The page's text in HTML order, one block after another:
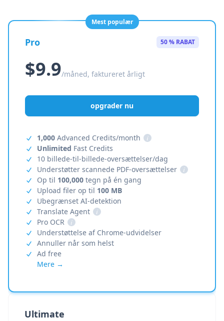
Mest populær
Pro 50 % RABAT
$9.9/måned, faktureret årligt
opgrader nu
1,000 Advanced Credits/month
i
Unlimited Fast Credits
10 billede-til-billede-oversættelser/dag
Understøtter scannede PDF-oversættelser
i
Op til 100,000 tegn på én gang
Upload filer op til 100 MB
Ubegrænset AI-detektion
Translate Agent
i
Pro OCR
i
Understøttelse af Chrome-udvidelser
Annuller når som helst
Ad free
Mere →
Ultimate